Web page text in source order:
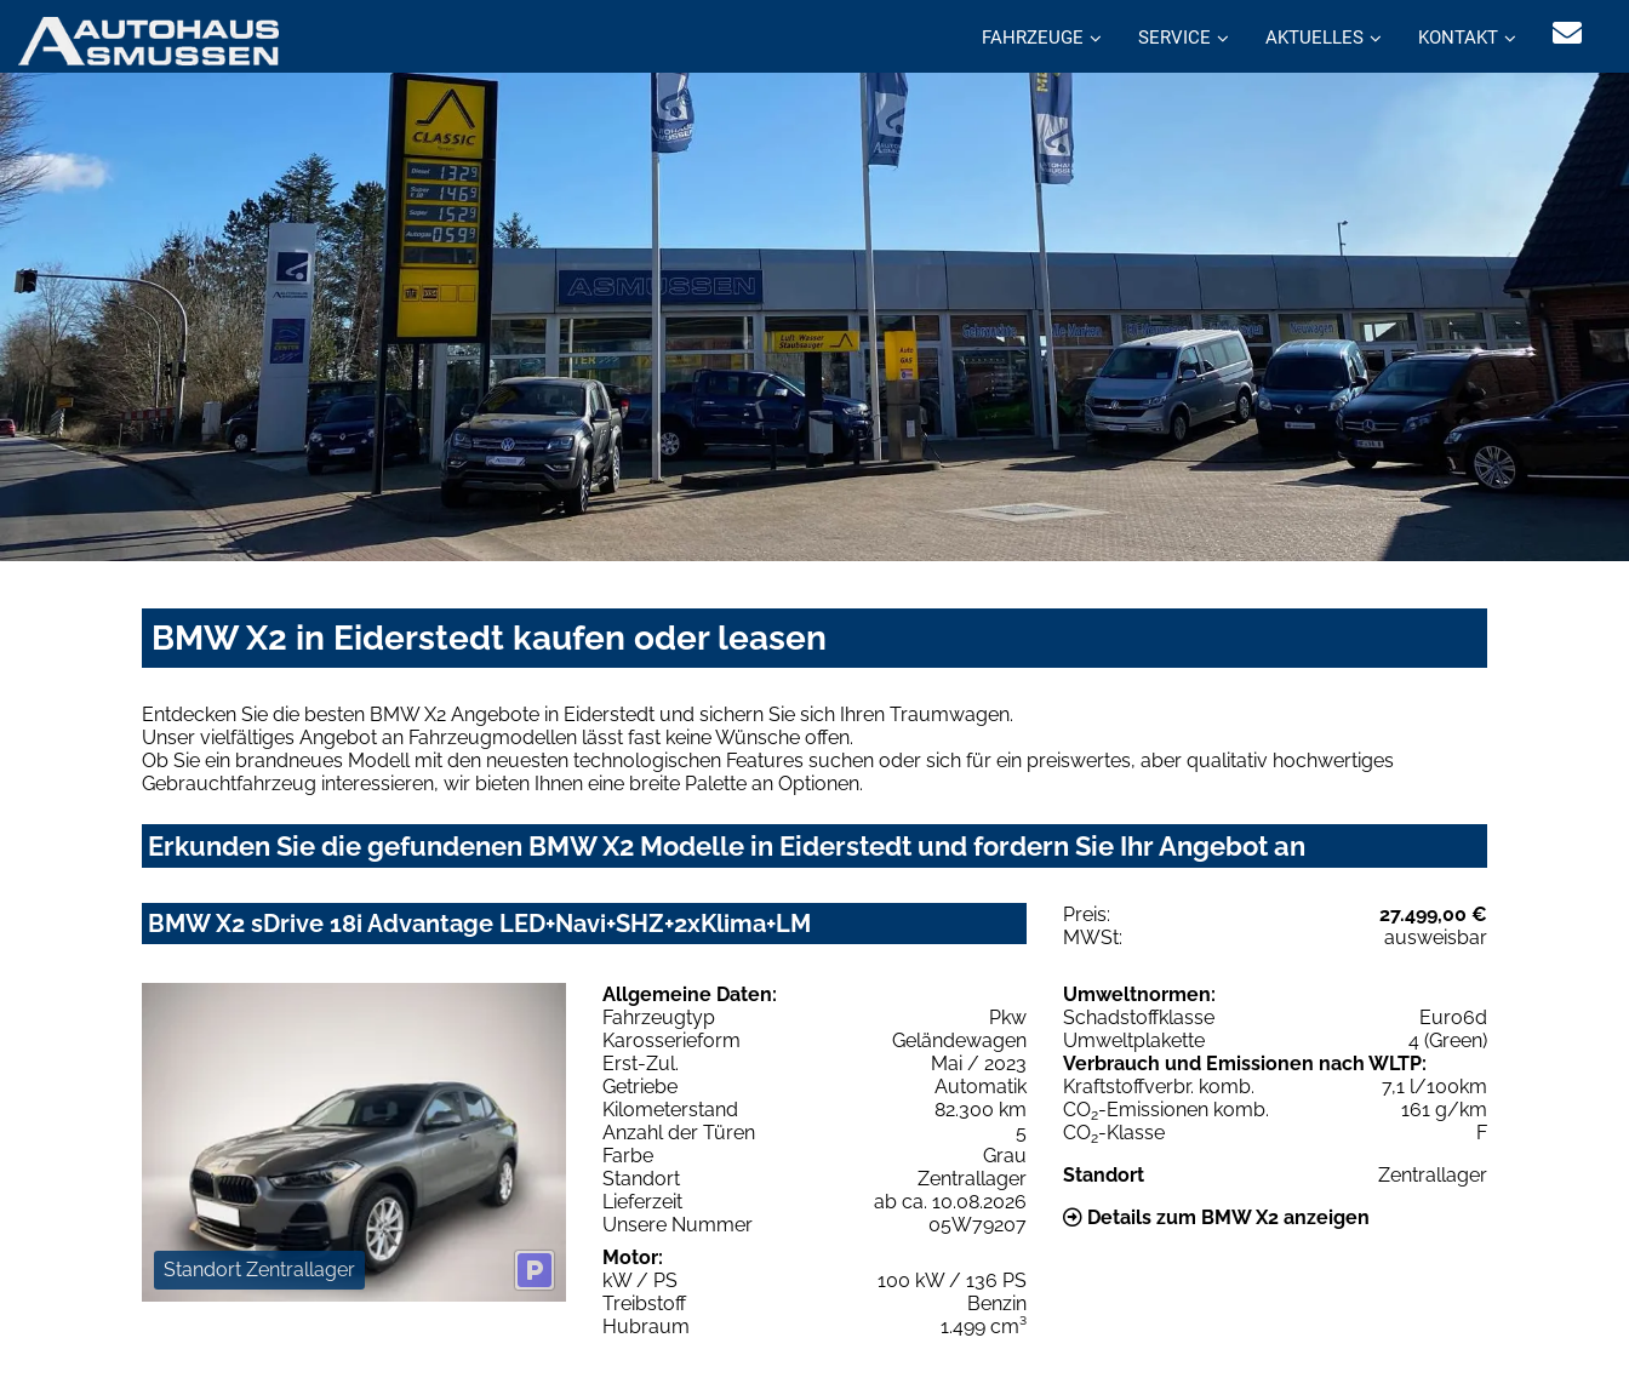
FAHRZEUGE SERVICE AKTUELLES KONTAKT
BMW X2 in Eiderstedt kaufen oder leasen
Entdecken Sie die besten BMW X2 Angebote in Eiderstedt und sichern Sie sich Ihren Traumwagen.
Unser vielfältiges Angebot an Fahrzeugmodellen lässt fast keine Wünsche offen.
Ob Sie ein brandneues Modell mit den neuesten technologischen Features suchen oder sich für ein preiswertes, aber qualitativ hochwertiges
Gebrauchtfahrzeug interessieren, wir bieten Ihnen eine breite Palette an Optionen.
Erkunden Sie die gefundenen BMW X2 Modelle in Eiderstedt und fordern Sie Ihr Angebot an
BMW X2 sDrive 18i Advantage LED+Navi+SHZ+2xKlima+LM Preis:
27.499,00 €
MWSt:
ausweisbar
Standort Zentrallager
Allgemeine Daten:
Fahrzeugtyp
Pkw
Karosserieform
Geländewagen
Erst-Zul.
Mai / 2023
Getriebe
Automatik
Kilometerstand
82.300 km
Anzahl der Türen
5
Farbe
Grau
Standort
Zentrallager
Lieferzeit
ab ca. 10.08.2026
Unsere Nummer
05W79207
Motor:
kW / PS
100 kW / 136 PS
Treibstoff
Benzin
Hubraum
1.499 cm³
Umweltnormen:
Schadstoffklasse
Euro6d
Umweltplakette
4 (Green)
Verbrauch und Emissionen nach WLTP:
Kraftstoffverbr. komb.
7,1 l/100km
CO2-Emissionen komb.
161 g/km
CO2-Klasse
F
Standort
Zentrallager
Details zum BMW X2 anzeigen